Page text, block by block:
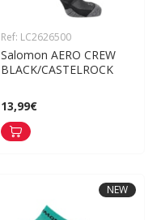
Ref: LC2626500
Salomon AERO CREW
BLACK/CASTELROCK
13,99€
NEW